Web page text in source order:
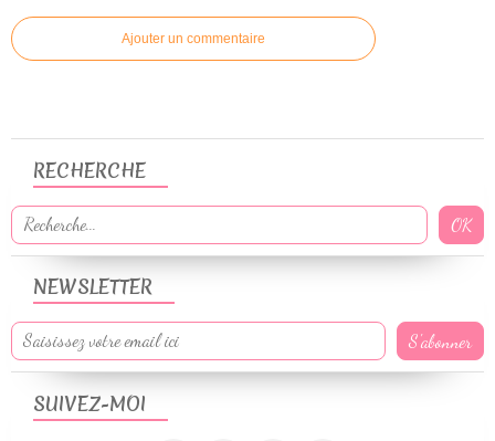
Ajouter un commentaire
NEWSLETTER
SUIVEZ-MOI
RECHERCHE